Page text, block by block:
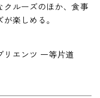
ルーズのほか、食事
楽しめる。
リエンツ 一等片道